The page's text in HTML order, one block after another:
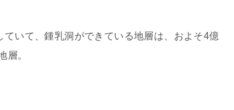
いて、鍾乳洞ができている地層は、およそ4億
層。